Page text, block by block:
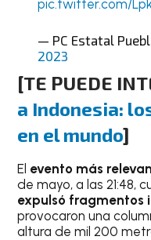
pic.twitter.com/
— PC Estatal
2023
[TE PUEDE
a Indonesia:
en el mundo]
El evento más
de mayo, a las 21:48,
expulsó fragmentos
provocaron una
altura de mil 200